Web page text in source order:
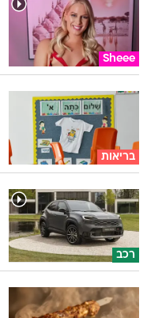
Sheee
בריאות
רכב